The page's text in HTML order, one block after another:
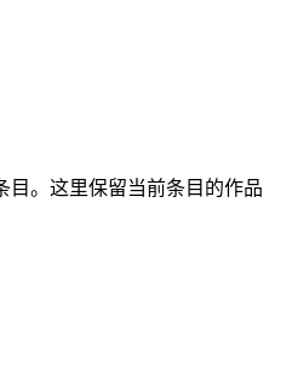
目。这里保留当前条目的作品